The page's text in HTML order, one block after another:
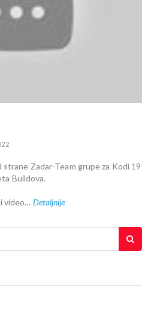
Zadar-Team grupe za Kodi 19
Buildova.
video… Detaljnije